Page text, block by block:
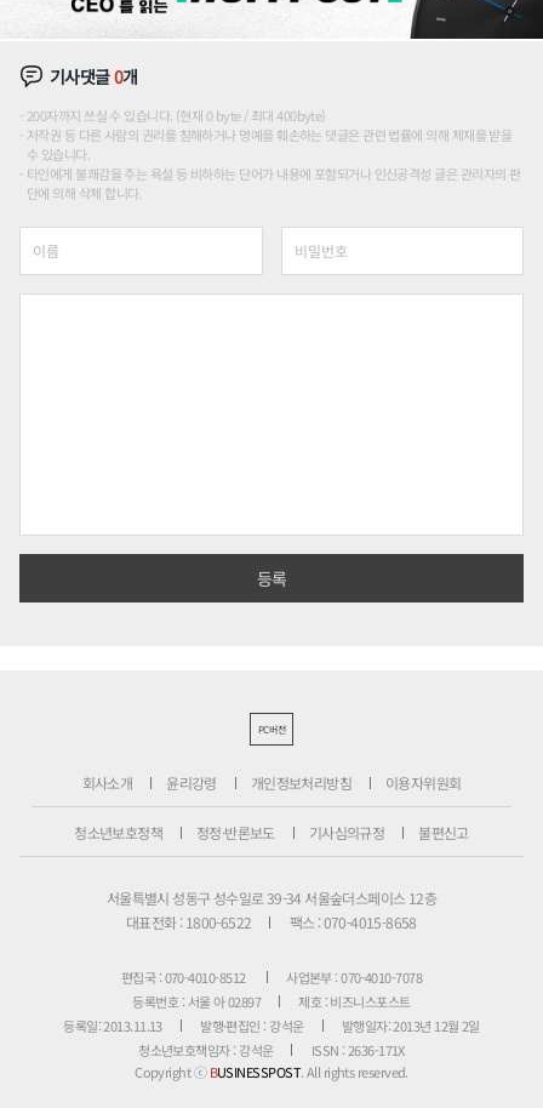
기사댓글0개
200자까지 쓰실 수 있습니다. (현재 0 byte / 최대 400byte)
저작권 등 다른 사람의 권리를 침해하거나 명예를 훼손하는 댓글은 관련 법률에 의해 제재를 받을
수 있습니다.
타인에게 불쾌감을 주는 욕설 등 비하하는 단어가 내용에 포함되거나 인신공격성 글은 관리자의 판
단에 의해 삭제 합니다.
PC버전
회사소개 윤리강령 개인정보처리방침 이용자위원회
청소년보호정책 정정·반론보도 기사심의규정 불편신고
서울특별시 성동구 성수일로 39-34 서울숲더스페이스 12층
대표전화 : 1800-6522
팩스 : 070-4015-8658
편집국 : 070-4010-8512
사업본부 : 070-4010-7078
등록번호 : 서울 아 02897
제호 : 비즈니스포스트
등록일: 2013.11.13
발행·편집인 : 강석운
발행일자: 2013년 12월 2일
청소년보호책임자 : 강석운
ISSN : 2636-171X
Copyright ⓒBUSINESSPOST. All rights reserved.